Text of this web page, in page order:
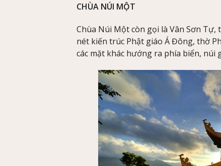
CHÙA NÚI MỘT
Chùa Núi Một còn gọi là Vân Sơn
nét kiến trúc Phật giáo Á Đông, thờ
các mặt khác hướng ra phía biển,